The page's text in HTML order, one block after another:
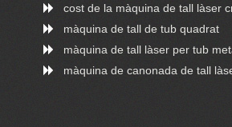
cost de la màquina de tall làser
màquina de tall de tub quadrat
màquina de tall làser per tub
màquina de canonada de tall